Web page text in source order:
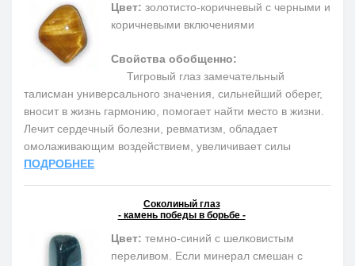
Цвет: золотисто-коричневый с черными и
коричневыми включениями
Свойства обобщенно:
Тигровый глаз замечательный
талисман универсального значения, сильнейший оберег,
вносит в жизнь гармонию, помогает найти место в жизни.
Лечит сердечный болезни, ревматизм, обладает
омолаживающим воздействием, увеличивает силы
ПОДРОБНЕЕ
Соколиный глаз
- камень победы в борьбе -
Цвет: темно-синий с шелковистым
переливом. Если минерал смешан с